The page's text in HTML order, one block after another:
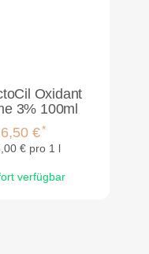
Oxidant
3% 100ml
6,50 €*
€ pro 1 l
verfügbar